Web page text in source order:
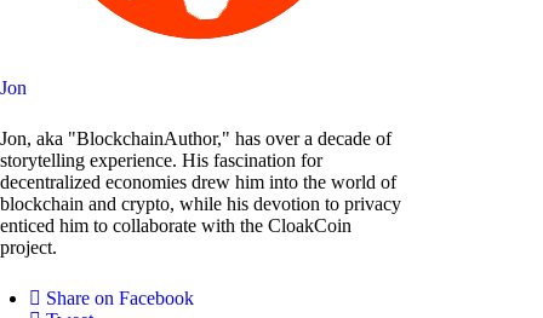
Jon
Jon, aka "BlockchainAuthor," has over a decade of
storytelling experience. His fascination for
decentralized economies drew him into the world of
blockchain and crypto, while his devotion to privacy
enticed him to collaborate with the CloakCoin
project.
Share on Facebook